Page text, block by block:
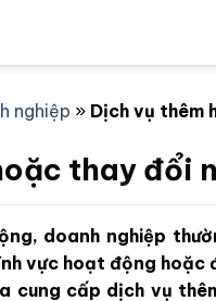
nghiệp » Dịch vụ thêm
thay đổi
doanh nghiệp
vực hoạt động hoặc
cung cấp dịch vụ